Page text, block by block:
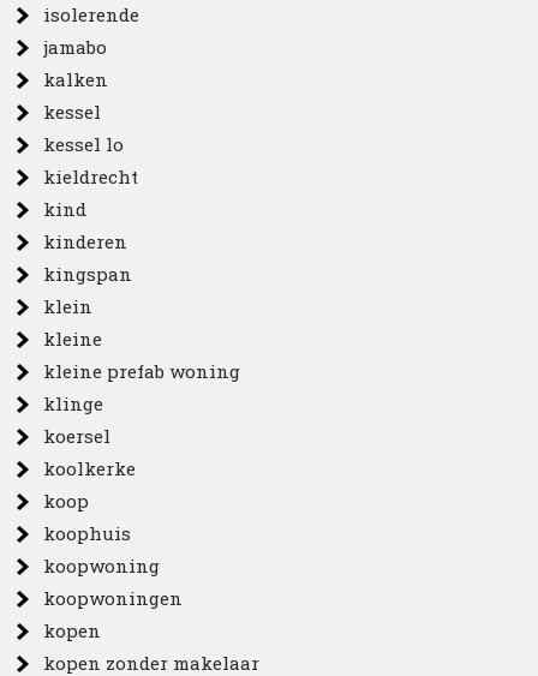
isolerende
jamabo
kalken
kessel
kessel lo
kieldrecht
kind
kinderen
kingspan
klein
kleine
kleine prefab woning
klinge
koersel
koolkerke
koop
koophuis
koopwoning
koopwoningen
kopen
kopen zonder makelaar